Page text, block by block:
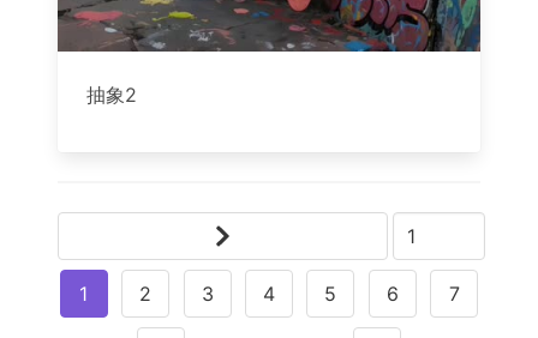
抽象2
1 2 3 4 5 6 7